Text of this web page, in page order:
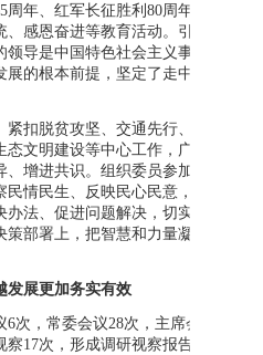
年、红军长征胜利80周年等重
感恩奋进等教育活动。引导各界
导是中国特色社会主义事业最本
的根本前提，坚定了走中国特色
紧扣脱贫攻坚、交通先行、产业培
文明建设等中心工作，广泛开展
增进共识。组织委员参加重点视
情民生、反映民心民意，在认真
法、促进问题解决，切实把思想
部署上，把智慧和力量凝聚到实
发展更加务实有效
6次，常委会议28次，主席会议4
察17次，形成调研视察报告89份，